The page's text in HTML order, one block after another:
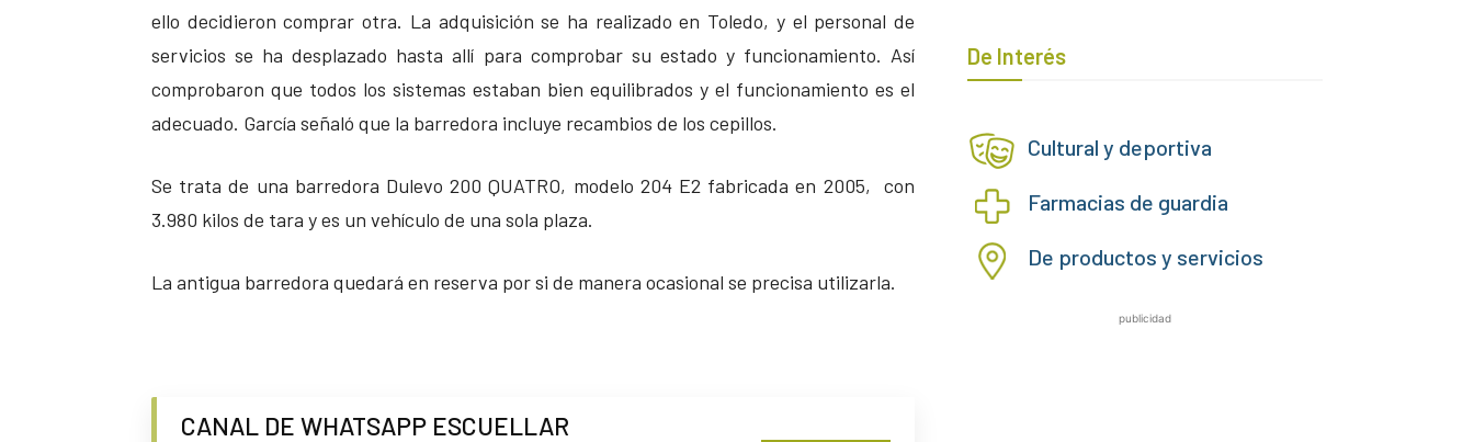
ello decidieron comprar otra. La adquisición se ha realizado en Toledo, y el personal de
servicios se ha desplazado hasta allí para comprobar su estado y funcionamiento. Así
comprobaron que todos los sistemas estaban bien equilibrados y el funcionamiento es el
adecuado. García señaló que la barredora incluye recambios de los cepillos.
Se trata de una barredora Dulevo 200 QUATRO, modelo 204 E2 fabricada en 2005, con
3.980 kilos de tara y es un vehículo de una sola plaza.
La antigua barredora quedará en reserva por si de manera ocasional se precisa utilizarla.
CANAL DE WHATSAPP ESCUELLAR
De Interés
Cultural y deportiva
Farmacias de guardia
De productos y servicios
publicidad